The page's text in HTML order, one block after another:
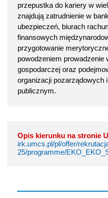
przepustka do kariery w
znajdują zatrudnienie w
ubezpieczeń, biurach
finansowych
przygotowanie
powodzeniem prowadzenie
gospodarczej oraz
organizacji pozarządowych
publicznym.
Opis kierunku na stronie
irk.umcs.pl/pl/offer/
25/programme/